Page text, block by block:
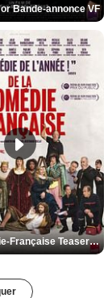
Bande-annonce VF
De la Comédie-Française Teaser VF